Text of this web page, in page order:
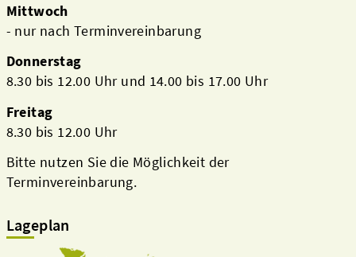
Mittwoch
- nur nach Terminvereinbarung
Donnerstag
8.30 bis 12.00 Uhr und 14.00 bis 17.00 Uhr
Freitag
8.30 bis 12.00 Uhr
Bitte nutzen Sie die Möglichkeit der
Terminvereinbarung.
Lageplan